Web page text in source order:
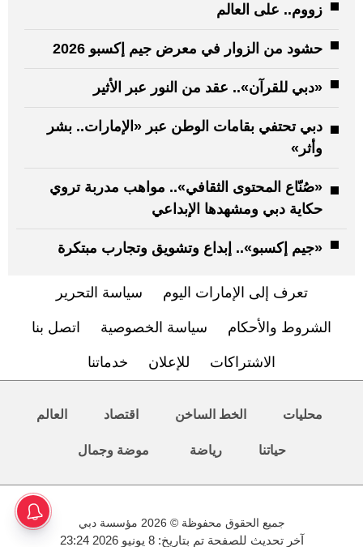
زووم.. على العالم
حشود من الزوار في معرض جيم إكسبو 2026
«دبي للقرآن».. عقد من النور عبر الأثير
دبي تحتفي بقامات الوطن عبر «الإمارات.. بشر
وأثر»
«صُنّاع المحتوى الثقافي».. مواهب مدربة تروي
حكاية دبي ومشهدها الإبداعي
«جيم إكسبو».. إبداع وتشويق وتجارب مبتكرة
تعرف إلى الإمارات اليوم سياسة التحرير
الشروط والأحكام سياسة الخصوصية اتصل بنا
الاشتراكات للإعلان خدماتنا
محليات الخط الساخن اقتصاد العالم
حياتنا رياضة موضة وجمال
جميع الحقوق محفوظة © 2026 مؤسسة دبي
آخر تحديث للصفحة تم بتاريخ: 8 يونيو 2026 23:24